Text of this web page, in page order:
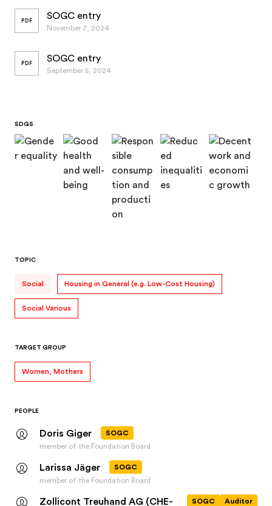
PDF SOGC entry
November 7, 2024
PDF SOGC entry
September 5, 2024
SDGS
TOPIC
Social Housing in General (e.g. Low-Cost Housing)
Social Various
TARGET GROUP
Women, Mothers
PEOPLE
Doris Giger
SOGC
member of the Foundation Board
Larissa Jäger
SOGC
member of the Foundation Board
Zollicont Treuhand AG (CHE- SOGC Auditor